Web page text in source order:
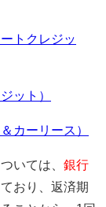
トクレジッ
ット）
カーリース）
いては、 銀行
おり、返済期